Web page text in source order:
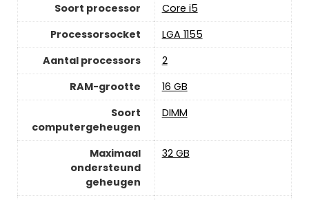
Soort processor
‎Core i5
Processorsocket
‎LGA 1155
Aantal processors
‎2
RAM-grootte
‎16 GB
Soort
computergeheugen
‎DIMM
Maximaal
ondersteund
geheugen
‎32 GB